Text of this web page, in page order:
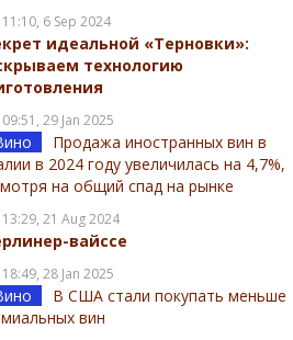
11:10, 6 Sep 2024
идеальной «Терновки»:
технологию
09:51, 29 Jan 2025
Продажа иностранных вин в
в 2024 году увеличилась на 4,7%,
на общий спад на рынке
13:29, 21 Aug 2024
вайссе
18:49, 28 Jan 2025
В США стали покупать меньше
вин